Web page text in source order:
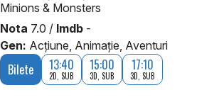
Minions & Monsters
Nota 7.0 / Imdb -
Gen: Acţiune, Animaţie, Aventuri
Bilete 13:40
2D, SUB
15:00
3D, SUB
17:10
3D, SUB